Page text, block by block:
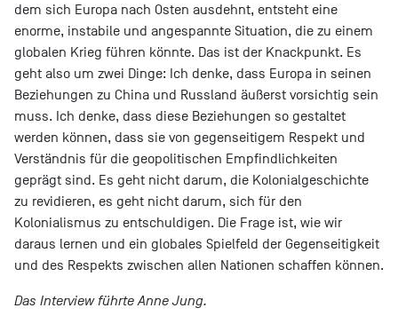
dem sich Europa nach Osten ausdehnt, entsteht eine
enorme, instabile und angespannte Situation, die zu einem
globalen Krieg führen könnte. Das ist der Knackpunkt. Es
geht also um zwei Dinge: Ich denke, dass Europa in seinen
Beziehungen zu China und Russland äußerst vorsichtig sein
muss. Ich denke, dass diese Beziehungen so gestaltet
werden können, dass sie von gegenseitigem Respekt und
Verständnis für die geopolitischen Empfindlichkeiten
geprägt sind. Es geht nicht darum, die Kolonialgeschichte
zu revidieren, es geht nicht darum, sich für den
Kolonialismus zu entschuldigen. Die Frage ist, wie wir
daraus lernen und ein globales Spielfeld der Gegenseitigkeit
und des Respekts zwischen allen Nationen schaffen können.
Das Interview führte Anne Jung.